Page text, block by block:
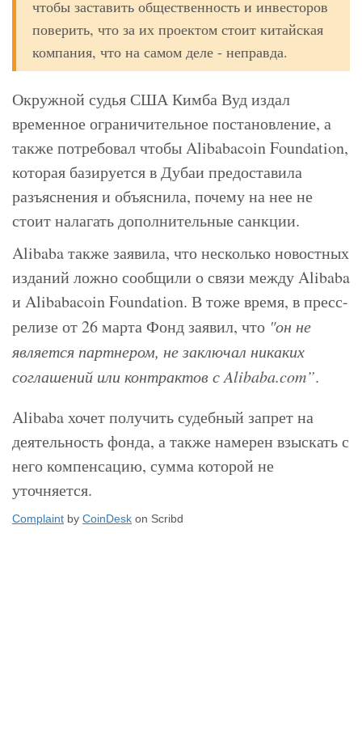
чтобы заставить общественность и инвесторов
поверить, что за их проектом стоит китайская
компания, что на самом деле - неправда.
Окружной судья США Кимба Вуд издал
временное ограничительное постановление, а
также потребовал чтобы Alibabacoin Foundation,
которая базируется в Дубаи предоставила
разъяснения и объяснила, почему на нее не
стоит налагать дополнительные санкции.
Alibaba также заявила, что несколько новостных
изданий ложно сообщили о связи между Alibaba
и Alibabacoin Foundation. В тоже время, в пресс-
релизе от 26 марта Фонд заявил, что "он не
является партнером, не заключал никаких
соглашений или контрактов с Alibaba.com”.
Alibaba хочет получить судебный запрет на
деятельность фонда, а также намерен взыскать с
него компенсацию, сумма которой не
уточняется.
Complaint by CoinDesk on Scribd